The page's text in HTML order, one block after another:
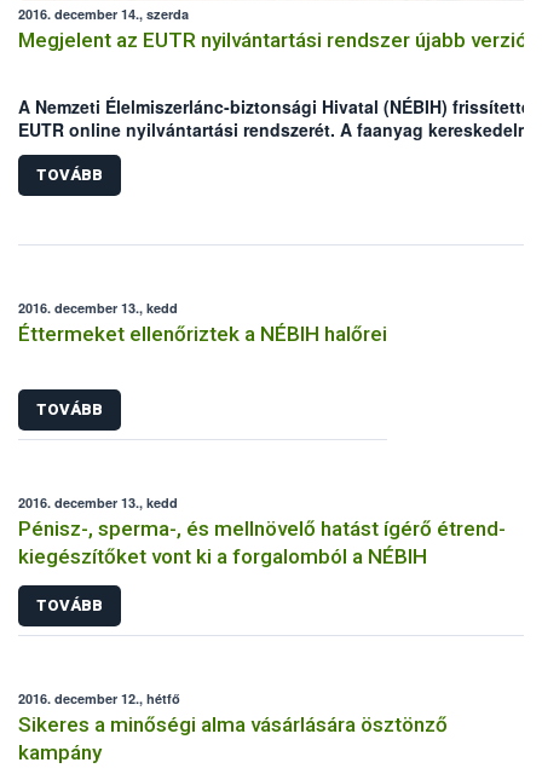
2016. december 14., szerda
Megjelent az EUTR nyilvántartási rendszer újabb verziója
A Nemzeti Élelmiszerlánc-biztonsági Hivatal (NÉBIH) frissítette
EUTR online nyilvántartási rendszerét. A faanyag kereskedelmi
lánc szereplői továbbra is a hatóság honlapjáról érhetik el a
továbbfejlesztett felületet, a bejelentkezést legkésőbb 2017.
31-ig kell megtenniük. A regisztráció törvényben előírt
és vállalkozást érint.
TOVÁBB
2016. december 13., kedd
Éttermeket ellenőriztek a NÉBIH halőrei
TOVÁBB
2016. december 13., kedd
Pénisz-, sperma-, és mellnövelő hatást ígérő étrend-
kiegészítőket vont ki a forgalomból a NÉBIH
TOVÁBB
2016. december 12., hétfő
Sikeres a minőségi alma vásárlására ösztönző
kampány